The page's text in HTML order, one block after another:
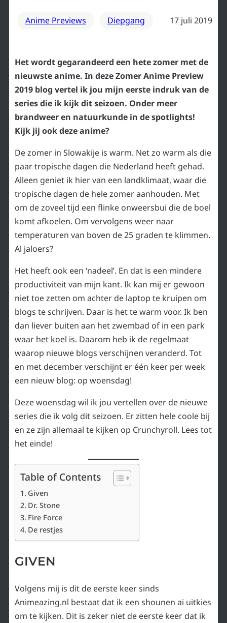
Anime Previews Diepgang 17 juli 2019
Het wordt gegarandeerd een hete zomer met de
nieuwste anime. In deze Zomer Anime Preview
2019 blog vertel ik jou mijn eerste indruk van de
series die ik kijk dit seizoen. Onder meer
brandweer en natuurkunde in de spotlights!
Kijk jij ook deze anime?
De zomer in Slowakije is warm. Net zo warm als die
paar tropische dagen die Nederland heeft gehad.
Alleen geniet ik hier van een landklimaat, waar die
tropische dagen de hele zomer aanhouden. Met
om de zoveel tijd een flinke onweersbui die de boel
komt afkoelen. Om vervolgens weer naar
temperaturen van boven de 25 graden te klimmen.
Al jaloers?
Het heeft ook een ‘nadeel’. En dat is een mindere
productiviteit van mijn kant. Ik kan mij er gewoon
niet toe zetten om achter de laptop te kruipen om
blogs te schrijven. Daar is het te warm voor. Ik ben
dan liever buiten aan het zwembad of in een park
waar het koel is. Daarom heb ik de regelmaat
waarop nieuwe blogs verschijnen veranderd. Tot
en met december verschijnt er één keer per week
een nieuw blog: op woensdag!
Deze woensdag wil ik jou vertellen over de nieuwe
series die ik volg dit seizoen. Er zitten hele coole bij
en ze zijn allemaal te kijken op Crunchyroll. Lees tot
het einde!
Table of Contents
Given
Dr. Stone
Fire Force
De restjes
GIVEN
Volgens mij is dit de eerste keer sinds
Animeazing.nl bestaat dat ik een shounen ai uitkies
om te kijken. Dit is zeker niet de eerste keer dat ik